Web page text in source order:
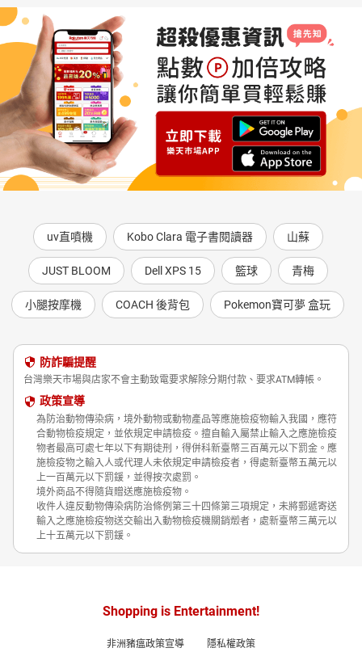
uv直噴機 Kobo Clara 電子書閱讀器 山蘇
JUST BLOOM Dell XPS 15 籃球 青梅
小腿按摩機 COACH 後背包 Pokemon寶可夢 盒玩
防詐騙提醒
台灣樂天市場與店家不會主動致電要求解除分期付款、要求ATM轉帳。
政策宣導
為防治動物傳染病，境外動物或動物產品等應施檢疫物輸入我國，應符
合動物檢疫規定，並依規定申請檢疫。擅自輸入屬禁止輸入之應施檢疫
物者最高可處七年以下有期徒刑，得併科新臺幣三百萬元以下罰金。應
施檢疫物之輸入人或代理人未依規定申請檢疫者，得處新臺幣五萬元以
上一百萬元以下罰鍰，並得按次處罰。
境外商品不得隨貨贈送應施檢疫物。
收件人違反動物傳染病防治條例第三十四條第三項規定，未將郵遞寄送
輸入之應施檢疫物送交輸出入動物檢疫機關銷燬者，處新臺幣三萬元以
上十五萬元以下罰鍰。
Shopping is Entertainment!
非洲豬瘟政策宣導 隱私權政策